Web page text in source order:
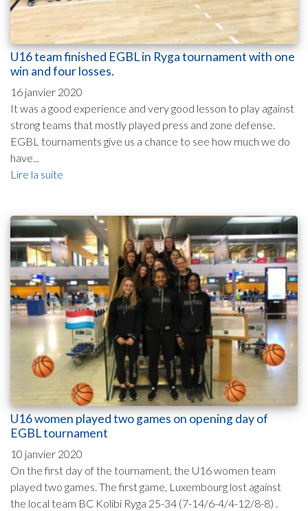
U16 team finished EGBL in Ryga tournament with one
win and four losses.
16 janvier 2020
It was a good experience and very good lesson to play against
strong teams that mostly played press and zone defense.
EGBL tournaments give us a chance to see how much we do
have...
Lire la suite
U16 women played two games on opening day of
EGBL tournament
10 janvier 2020
On the first day of the tournament, the U16 women team
played two games. The first game, Luxembourg lost against
the local team BC Kolibi Ryga 25-34 (7-14/6-4/4-12/8-8) .